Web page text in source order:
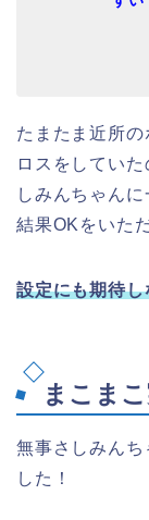
たまたま近所
ロスをしてい
しみんちゃん
結果OKをいた
設定にも期待
まこま
無事さしみんち
した！